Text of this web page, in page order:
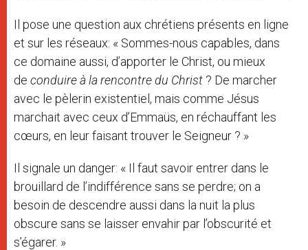
Il pose une question aux chrétiens présents en ligne
et sur les réseaux: « Sommes-nous capables, dans
ce domaine aussi, d’apporter le Christ, ou mieux
de conduire à la rencontre du Christ ? De marcher
avec le pèlerin existentiel, mais comme Jésus
marchait avec ceux d’Emmaüs, en réchauffant les
cœurs, en leur faisant trouver le Seigneur ? »
Il signale un danger: « Il faut savoir entrer dans le
brouillard de l’indifférence sans se perdre; on a
besoin de descendre aussi dans la nuit la plus
obscure sans se laisser envahir par l’obscurité et
s’égarer. »